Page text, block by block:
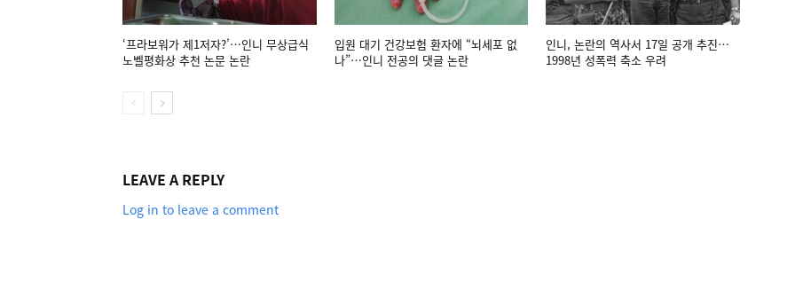
‘프라보워가 제1저자?’…인니 무상급식
노벨평화상 추천 논문 논란
입원 대기 건강보험 환자에 “뇌세포 없
나”…인니 전공의 댓글 논란
인니, 논란의 역사서 17일 공개 추진…
1998년 성폭력 축소 우려
LEAVE A REPLY
Log in to leave a comment